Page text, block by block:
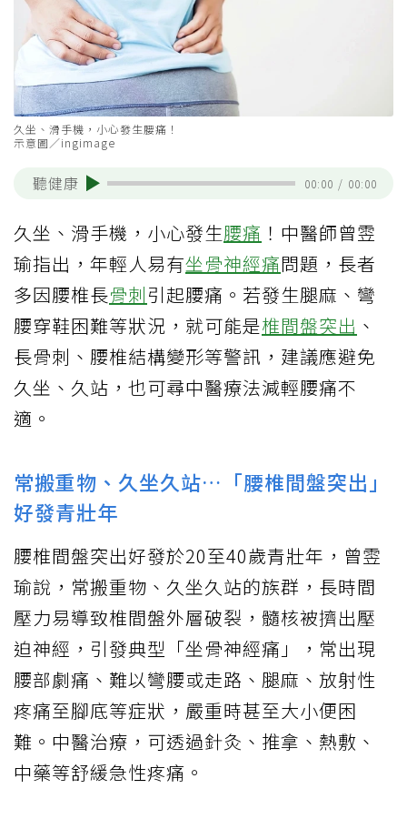
久坐、滑手機，小心發生腰痛！
示意圖／ingimage
聽健康 00:00 / 00:00
久坐、滑手機，小心發生腰痛 ！中醫師曾雴
瑜指出，年輕人易有坐骨神經痛問題，長者
多因腰椎長骨刺引起腰痛。若發生腿麻、彎
腰穿鞋困難等狀況，就可能是椎間盤突出 、
長骨刺、腰椎結構變形等警訊，建議應避免
久坐、久站，也可尋中醫療法減輕腰痛不
適。
常搬重物、久坐久站…「腰椎間盤突出」
好發青壯年
腰椎間盤突出好發於20至40歲青壯年，曾雴
瑜說，常搬重物、久坐久站的族群，長時間
壓力易導致椎間盤外層破裂，髓核被擠出壓
迫神經，引發典型「坐骨神經痛」，常出現
腰部劇痛、難以彎腰或走路、腿麻、放射性
疼痛至腳底等症狀，嚴重時甚至大小便困
難。中醫治療，可透過針灸、推拿、熱敷、
中藥等舒緩急性疼痛。